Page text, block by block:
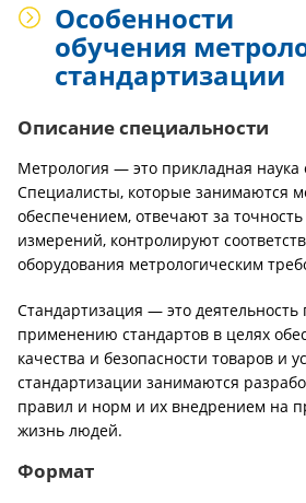
Особенности
обучения
стандартизации
Описание специальности
Метрология — это прикладная наука
Специалисты, которые занимаются
обеспечением, отвечают за
измерений, контролируют
оборудования метрологическим
Стандартизация — это деятельность
применению стандартов в целях
качества и безопасности товаров и
стандартизации занимаются
правил и норм и их внедрением на
жизнь людей.
Формат